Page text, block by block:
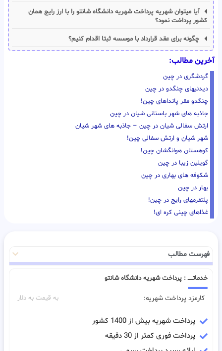
آیا میتوان شهریه پرداخت شهریه دانشگاه شانتو را با ارز رایج همان
کشور پرداخت نمود؟
چگونه برای عقد قرارداد با موسسه ثبتا اقدام کنیم؟
آخرین مطالب:
گردشگری در چین
دیدنیهای چنگدو در چین
چنگدو مقر پانداهای چین!
جاذبه های شهر باستانی شیان در چین
ارتش سفالی شیان در چین – جاذبه های شهر شیان
شهر شیان و ارتش سفالی چین!
کوهستان هوانگشان چین!
گویلین زیبا در چین
شکوفه های بهاری در چین
بهار در چین
پلتفرمهای رایج در چین!
غذاهای چینی کره ای!
فهرست مطالب
خدماتـــــ : پرداخت شهریه دانشگاه شانتو
کارمزد پرداخت شهریه: به قیمت به دلار
پرداخت شهریه بیش از 1400 کشور
پرداخت فوری کمتر از 30 دقیقه